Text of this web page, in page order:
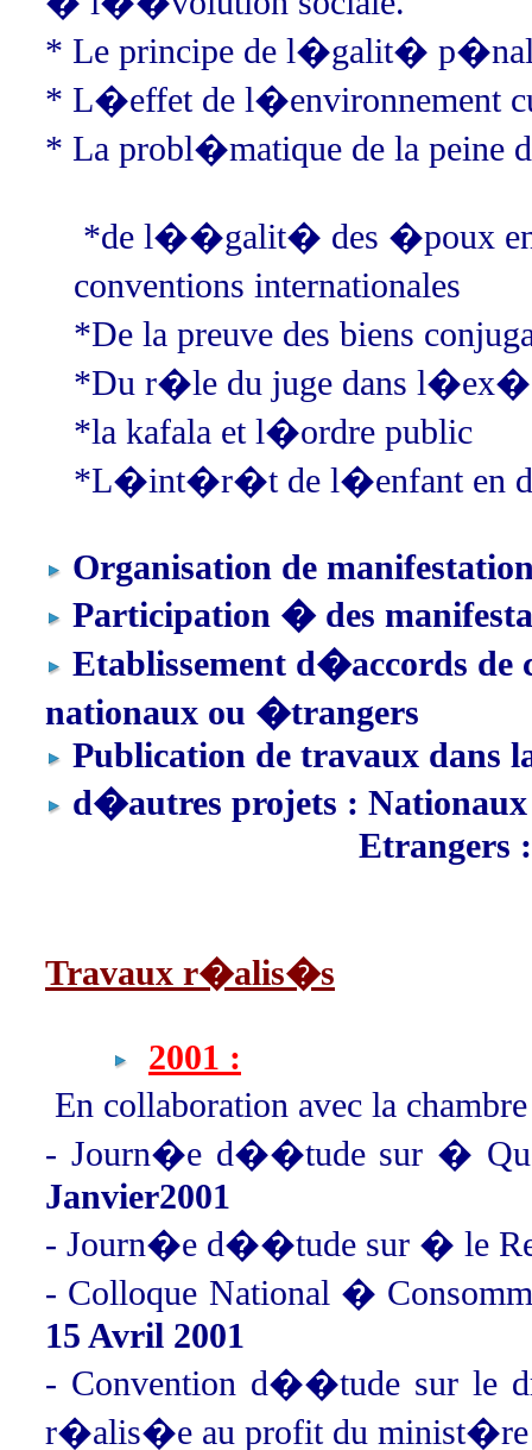
* Le principe de l�galit�
* L�effet de l�environnement
* La probl�matique de la peine
*de l��galit� des �poux en
conventions internationales
*De la preuve des biens
*Du r�le du juge dans
*la kafala et l�ordre public
*L�int�r�t de l�enfant en
Organisation de
Participation � des
Etablissement d�accords de
nationaux ou �trangers
Publication de travaux dans
d�autres projets :
Etrangers
Travaux r�alis�s
2001 :
En collaboration avec la
- Journ�e d��tude sur �
Janvier2001
- Journ�e d��tude sur � le
- Colloque National �
15 Avril 2001
- Convention d��tude sur le
r�alis�e au profit du minist�re